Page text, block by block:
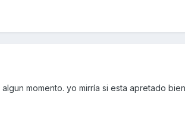
momento. yo mirría si esta apretado